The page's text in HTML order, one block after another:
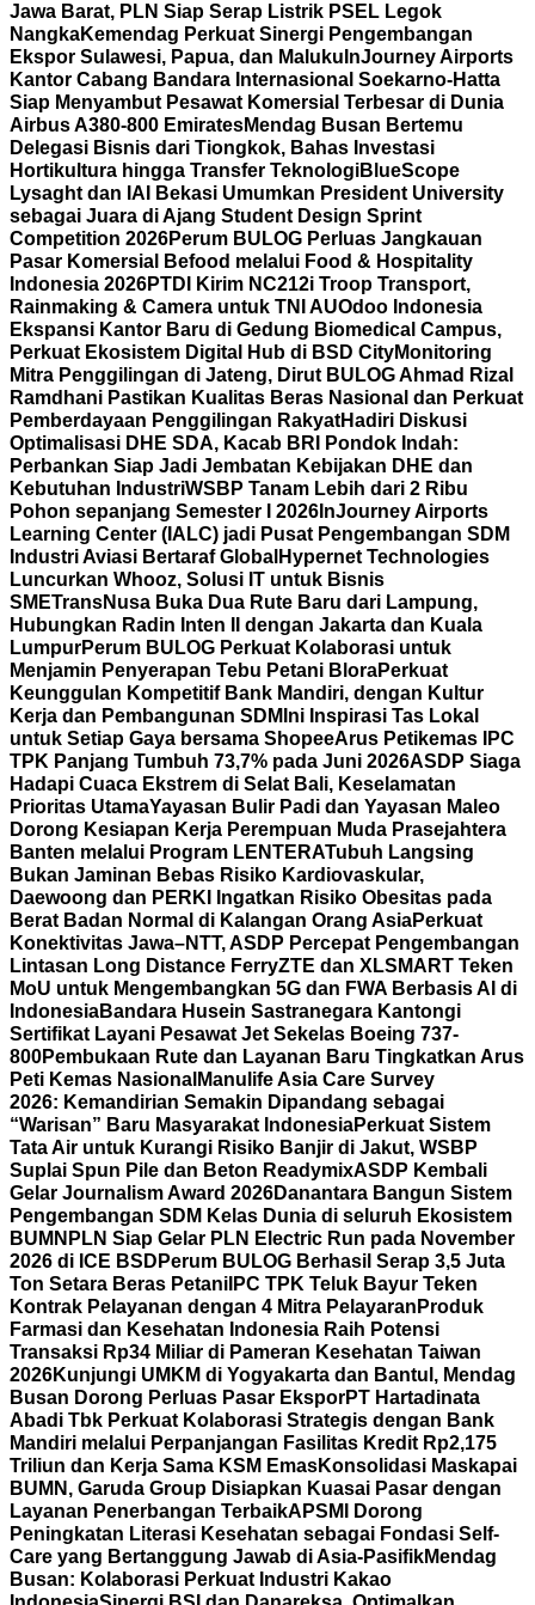
Jawa Barat, PLN Siap Serap Listrik PSEL Legok
NangkaKemendag Perkuat Sinergi Pengembangan
Ekspor Sulawesi, Papua, dan Maluku InJourney Airports
Kantor Cabang Bandara Internasional Soekarno-Hatta
Siap Menyambut Pesawat Komersial Terbesar di Dunia
Airbus A380-800 EmiratesMendag Busan Bertemu
Delegasi Bisnis dari Tiongkok, Bahas Investasi
Hortikultura hingga Transfer TeknologiBlueScope
Lysaght dan IAI Bekasi Umumkan President University
sebagai Juara di Ajang Student Design Sprint
Competition 2026Perum BULOG Perluas Jangkauan
Pasar Komersial Befood melalui Food & Hospitality
Indonesia 2026PTDI Kirim NC212i Troop Transport,
Rainmaking & Camera untuk TNI AUOdoo Indonesia
Ekspansi Kantor Baru di Gedung Biomedical Campus,
Perkuat Ekosistem Digital Hub di BSD CityMonitoring
Mitra Penggilingan di Jateng, Dirut BULOG Ahmad Rizal
Ramdhani Pastikan Kualitas Beras Nasional dan Perkuat
Pemberdayaan Penggilingan RakyatHadiri Diskusi
Optimalisasi DHE SDA, Kacab BRI Pondok Indah:
Perbankan Siap Jadi Jembatan Kebijakan DHE dan
Kebutuhan IndustriWSBP Tanam Lebih dari 2 Ribu
Pohon sepanjang Semester I 2026 InJourney Airports
Learning Center (IALC) jadi Pusat Pengembangan SDM
Industri Aviasi Bertaraf Global Hypernet Technologies
Luncurkan Whooz, Solusi IT untuk Bisnis
SMETransNusa Buka Dua Rute Baru dari Lampung,
Hubungkan Radin Inten II dengan Jakarta dan Kuala
LumpurPerum BULOG Perkuat Kolaborasi untuk
Menjamin Penyerapan Tebu Petani BloraPerkuat
Keunggulan Kompetitif Bank Mandiri, dengan Kultur
Kerja dan Pembangunan SDM Ini Inspirasi Tas Lokal
untuk Setiap Gaya bersama ShopeeArus Petikemas IPC
TPK Panjang Tumbuh 73,7% pada Juni 2026ASDP Siaga
Hadapi Cuaca Ekstrem di Selat Bali, Keselamatan
Prioritas UtamaYayasan Bulir Padi dan Yayasan Maleo
Dorong Kesiapan Kerja Perempuan Muda Prasejahtera
Banten melalui Program LENTERATubuh Langsing
Bukan Jaminan Bebas Risiko Kardiovaskular,
Daewoong dan PERKI Ingatkan Risiko Obesitas pada
Berat Badan Normal di Kalangan Orang AsiaPerkuat
Konektivitas Jawa–NTT, ASDP Percepat Pengembangan
Lintasan Long Distance FerryZTE dan XLSMART Teken
MoU untuk Mengembangkan 5G dan FWA Berbasis AI di
IndonesiaBandara Husein Sastranegara Kantongi
Sertifikat Layani Pesawat Jet Sekelas Boeing 737-
800Pembukaan Rute dan Layanan Baru Tingkatkan Arus
Peti Kemas Nasional Manulife Asia Care Survey
2026: Kemandirian Semakin Dipandang sebagai
“Warisan” Baru Masyarakat IndonesiaPerkuat Sistem
Tata Air untuk Kurangi Risiko Banjir di Jakut, WSBP
Suplai Spun Pile dan Beton ReadymixASDP Kembali
Gelar Journalism Award 2026Danantara Bangun Sistem
Pengembangan SDM Kelas Dunia di seluruh Ekosistem
BUMN PLN Siap Gelar PLN Electric Run pada November
2026 di ICE BSD Perum BULOG Berhasil Serap 3,5 Juta
Ton Setara Beras Petani IPC TPK Teluk Bayur Teken
Kontrak Pelayanan dengan 4 Mitra Pelayaran Produk
Farmasi dan Kesehatan Indonesia Raih Potensi
Transaksi Rp34 Miliar di Pameran Kesehatan Taiwan
2026Kunjungi UMKM di Yogyakarta dan Bantul, Mendag
Busan Dorong Perluas Pasar EksporPT Hartadinata
Abadi Tbk Perkuat Kolaborasi Strategis dengan Bank
Mandiri melalui Perpanjangan Fasilitas Kredit Rp2,175
Triliun dan Kerja Sama KSM EmasKonsolidasi Maskapai
BUMN, Garuda Group Disiapkan Kuasai Pasar dengan
Layanan Penerbangan TerbaikAPSMI Dorong
Peningkatan Literasi Kesehatan sebagai Fondasi Self-
Care yang Bertanggung Jawab di Asia-PasifikMendag
Busan: Kolaborasi Perkuat Industri Kakao